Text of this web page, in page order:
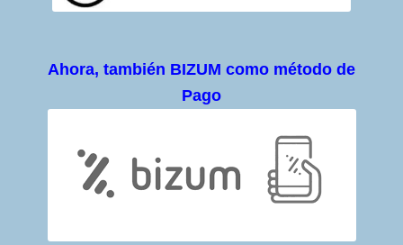
Ahora, también BIZUM como método de
Pago